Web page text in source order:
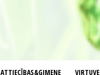
ATTIECĪBAS&ĢIMENE VIRTUVE